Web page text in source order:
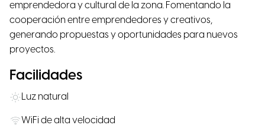
emprendedora y cultural de la zona. Fomentando la
cooperación entre emprendedores y creativos,
generando propuestas y oportunidades para nuevos
proyectos.
Facilidades
Luz natural
WiFi de alta velocidad